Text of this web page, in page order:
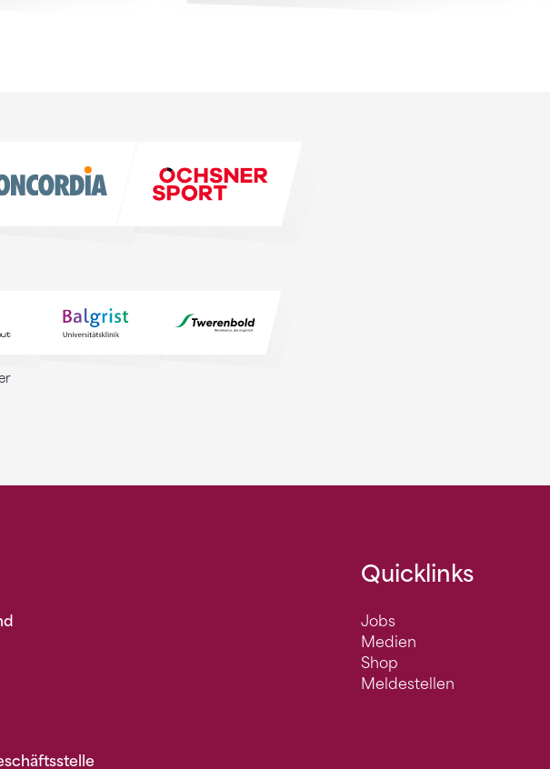
Quicklinks
Jobs
Medien
Shop
Meldestellen